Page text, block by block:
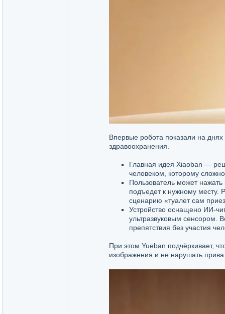
Впервые робота показали на
здравоохранения.
Главная идея Xiaoban —
человеком, которому
Пользователь может нажать
подъедет к нужному месту.
сценарию «туалет сам
Устройство оснащено ИИ-
ультразвуковым сенсором.
препятствия без участия
При этом Yueban подчёркивает,
изображения и не нарушать